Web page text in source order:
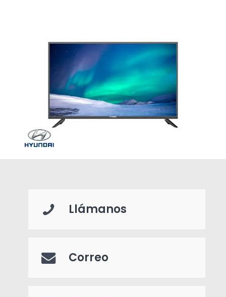
Llámanos
Correo